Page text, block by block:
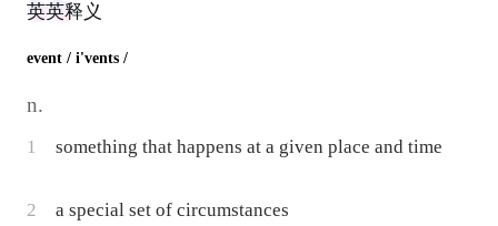
英英释义
event / i'vents /
n.
1 something that happens at a given place and time
2 a special set of circumstances